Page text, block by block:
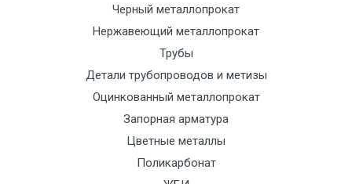
Черный металлопрокат
Нержавеющий металлопрокат
Трубы
Детали трубопроводов и метизы
Оцинкованный металлопрокат
Запорная арматура
Цветные металлы
Поликарбонат